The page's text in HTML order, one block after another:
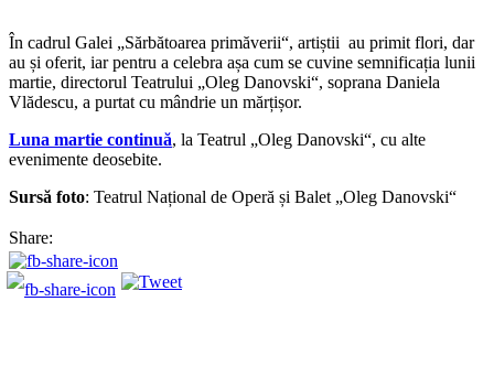
În cadrul Galei „Sărbătoarea primăverii“, artiștii au primit flori, dar
au și oferit, iar pentru a celebra așa cum se cuvine semnificația lunii
martie, directorul Teatrului „Oleg Danovski“, soprana Daniela
Vlădescu, a purtat cu mândrie un mărțișor.
Luna martie continuă, la Teatrul „Oleg Danovski“, cu alte
evenimente deosebite.
Sursă foto: Teatrul Național de Operă și Balet „Oleg Danovski“
Share: